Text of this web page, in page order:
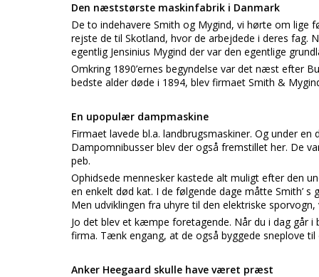
Den næststørste maskinfabrik i Danmark
De to indehavere Smith og Mygind, vi hørte om lige
rejste de til Skotland, hvor de arbejdede i deres fag.
egentlig Jensinius Mygind der var den egentlige
Omkring 1890’ernes begyndelse var det næst efter
bedste alder døde i 1894, blev firmaet Smith &
En upopulær dampmaskine
Firmaet lavede bl.a. landbrugsmaskiner. Og under
Dampomnibusser blev der også fremstillet her. De
peb.
Ophidsede mennesker kastede alt muligt efter den
en enkelt død kat. I de følgende dage måtte Smith’
Men udviklingen fra uhyre til den elektriske sporvogn,
Jo det blev et kæmpe foretagende. Når du i dag går
firma. Tænk engang, at de også byggede sneplove til
Anker Heegaard skulle have været præst